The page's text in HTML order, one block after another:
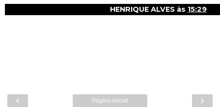
HENRIQUE ALVES às 15:29
‹ ›
Página inicial